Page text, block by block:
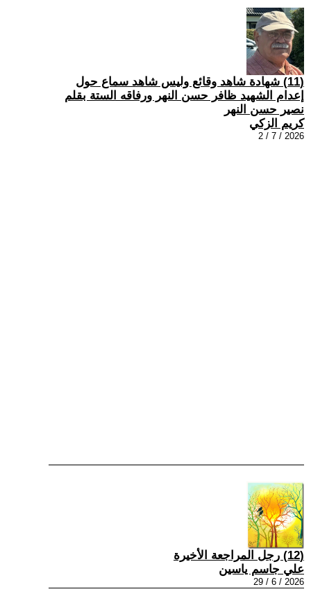
(11) شهادة شاهد وقائع وليس شاهد سماع حول
إعدام الشهيد ظافر حسن النهر ورفاقه الستة بقلم
نصير حسن النهر
كريم الزكي
2026 / 7 / 2
(12) رجل المراجعة الأخيرة
علي جاسم ياسين
2026 / 6 / 29